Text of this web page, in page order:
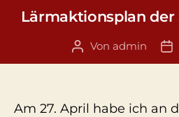
Lärmaktionsplan
Beitragsautor
Von admin
Am 27. April habe ich an